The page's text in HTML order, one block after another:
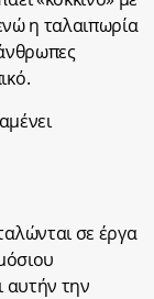
η ταλαιπωρία
σε έργα
αυτήν την